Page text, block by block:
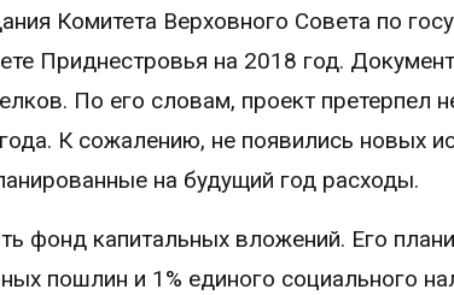
Комитета Верховного Совета по
Приднестровья на 2018 год.
По его словам, проект претерпел
К сожалению, не появились новых
на будущий год расходы.
фонд капитальных вложений. Его
пошлин и 1% единого социального